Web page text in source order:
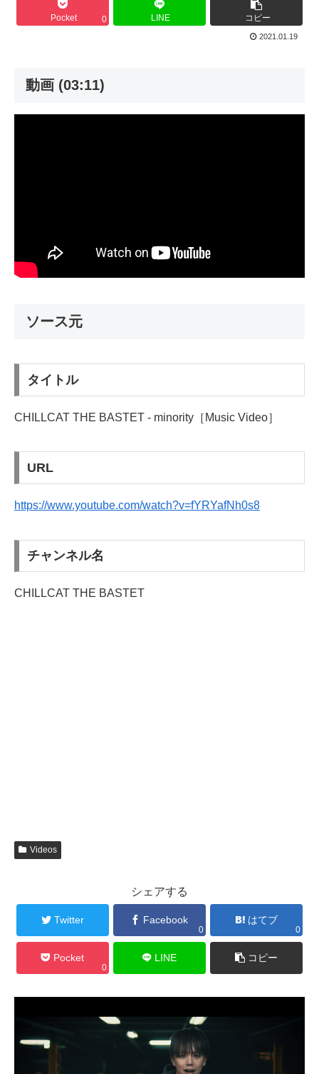
Pocket 0 LINE コピー
2021.01.19
動画 (03:11)
ソース元
タイトル
CHILLCAT THE BASTET - minority［Music Video］
URL
https://www.youtube.com/watch?v=fYRYafNh0s8
チャンネル名
CHILLCAT THE BASTET
Videos
シェアする
Twitter Facebook
0
はてブ
0
Pocket
0
LINE コピー